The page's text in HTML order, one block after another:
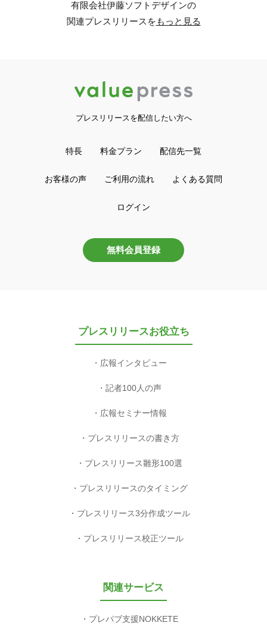
有限会社伊藤ソフトデザインの
関連プレスリリースをもっと見る
プレスリリースを配信したい方へ
特長 料金プラン 配信先一覧
お客様の声 ご利用の流れ よくある質問
ログイン
無料会員登録
プレスリリースお役立ち
広報インタビュー
記者100人の声
広報セミナー情報
プレスリリースの書き方
プレスリリース雛形100選
プレスリリースのタイミング
プレスリリース3分作成ツール
プレスリリース校正ツール
関連サービス
プレパブ支援NOKKETE